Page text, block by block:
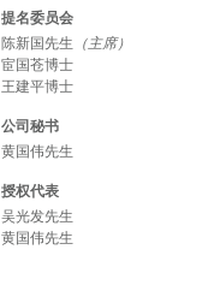
提名委员会
陈新国先生 （主席）
宦国苍博士
王建平博士
公司秘书
黄国伟先生
授权代表
吴光发先生
黄国伟先生